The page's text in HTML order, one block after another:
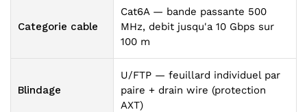
Categorie cable
Cat6A — bande passante 500
MHz, debit jusqu'a 10 Gbps sur
100 m
Blindage
U/FTP — feuillard individuel par
paire + drain wire (protection
AXT)